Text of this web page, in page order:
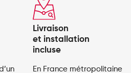
Livraison
et installation
incluse
En France métropolitaine